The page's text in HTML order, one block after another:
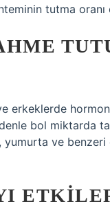
tutma
erkeklerde
bol miktarda
ve benzeri